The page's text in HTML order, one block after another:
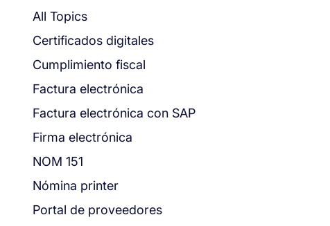
All Topics
Certificados digitales
Cumplimiento fiscal
Factura electrónica
Factura electrónica con SAP
Firma electrónica
NOM 151
Nómina printer
Portal de proveedores